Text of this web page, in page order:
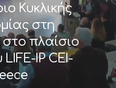
Κυκλικής
στη
πλαίσιο
IP CEI-